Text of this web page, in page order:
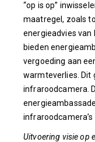
“op is op”
maatregel, zoals
energieadvies van
bieden
vergoeding aan
warmteverlies. Dit
infraroodcamera.
infraroodcamera’s
Uitvoering visie op